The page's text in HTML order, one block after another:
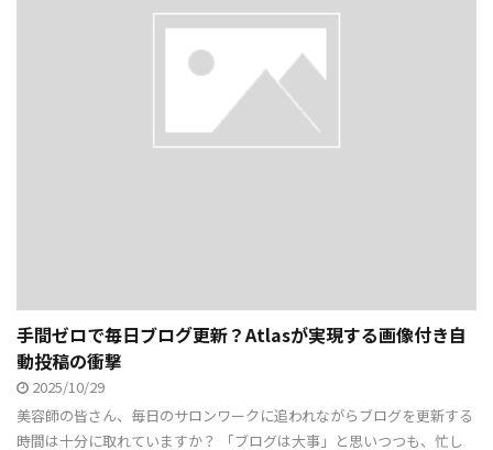
手間ゼロで毎日ブログ更新？Atlasが実現する画像付き自
動投稿の衝撃
2025/10/29
美容師の皆さん、毎日のサロンワークに追われながらブログを更新する
時間は十分に取れていますか？ 「ブログは大事」と思いつつも、忙し